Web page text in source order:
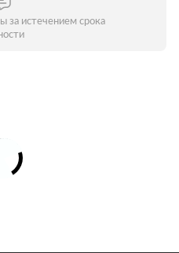
за истечением срока